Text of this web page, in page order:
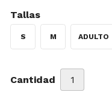
Tallas
S M ADULTO
Cantidad